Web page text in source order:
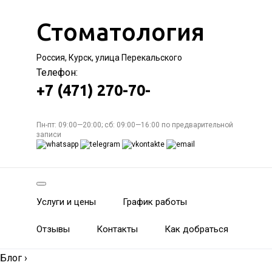
Стоматология
Россия, Курск, улица Перекальского
Телефон:
+7 (471) 270-70-
Пн-пт: 09:00—20:00; сб: 09:00—16:00 по предварительной
записи
Услуги и цены График работы
Отзывы Контакты Как добраться
Блог ›